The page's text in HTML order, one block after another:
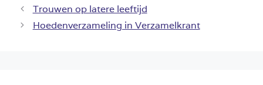
Trouwen op latere leeftijd
Hoedenverzameling in Verzamelkrant